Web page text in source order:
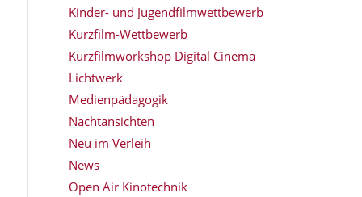
Kinder- und Jugendfilmwettbewerb
Kurzfilm-Wettbewerb
Kurzfilmworkshop Digital Cinema
Lichtwerk
Medienpädagogik
Nachtansichten
Neu im Verleih
News
Open Air Kinotechnik